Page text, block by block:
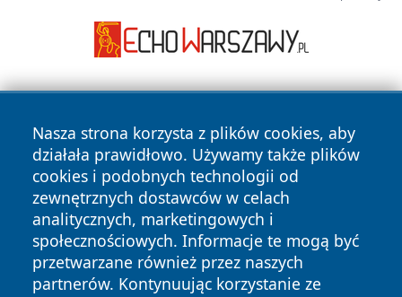
Nasza strona korzysta z plików cookies, aby
działała prawidłowo. Używamy także plików
cookies i podobnych technologii od
zewnętrznych dostawców w celach
analitycznych, marketingowych i
społecznościowych. Informacje te mogą być
przetwarzane również przez naszych
partnerów. Kontynuując korzystanie ze
Copyright © 2026 wrotachorzowa.pl Wszystkie prawa
zastrzeżone.
Polityka
Polityka